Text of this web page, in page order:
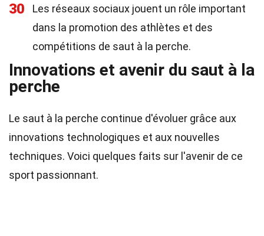
30
Les réseaux sociaux jouent un rôle important
dans la promotion des athlètes et des
compétitions de saut à la perche.
Innovations et avenir du saut à la
perche
Le saut à la perche continue d'évoluer grâce aux
innovations technologiques et aux nouvelles
techniques. Voici quelques faits sur l'avenir de ce
sport passionnant.